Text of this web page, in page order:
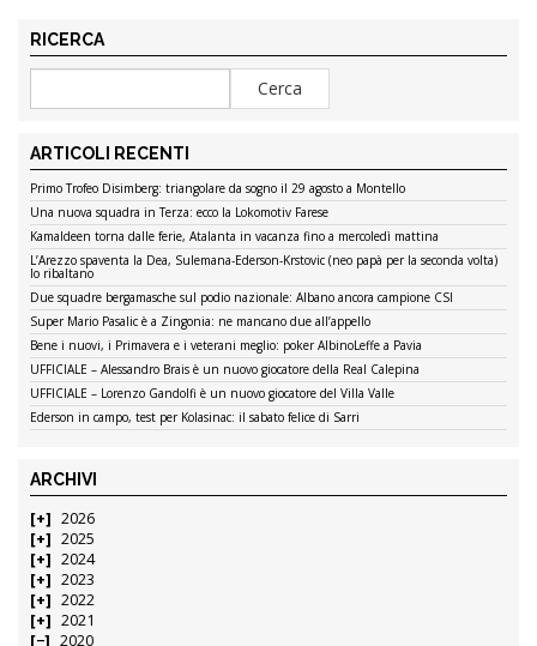
RICERCA
ARTICOLI RECENTI
Primo Trofeo Disimberg: triangolare da sogno il 29 agosto a Montello
Una nuova squadra in Terza: ecco la Lokomotiv Farese
Kamaldeen torna dalle ferie, Atalanta in vacanza fino a mercoledì mattina
L’Arezzo spaventa la Dea, Sulemana-Ederson-Krstovic (neo papà per la seconda volta)
lo ribaltano
Due squadre bergamasche sul podio nazionale: Albano ancora campione CSI
Super Mario Pasalic è a Zingonia: ne mancano due all’appello
Bene i nuovi, i Primavera e i veterani meglio: poker AlbinoLeffe a Pavia
UFFICIALE – Alessandro Brais è un nuovo giocatore della Real Calepina
UFFICIALE – Lorenzo Gandolfi è un nuovo giocatore del Villa Valle
Ederson in campo, test per Kolasinac: il sabato felice di Sarri
ARCHIVI
2026
2025
2024
2023
2022
2021
2020